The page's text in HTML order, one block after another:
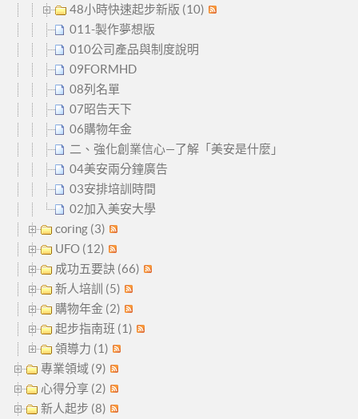
48小時快速起步新版 (10)
011-製作夢想版
010公司產品與制度說明
09FORMHD
08列名單
07昭告天下
06購物年金
二、強化創業信心—了解「美安是什麼」
04美安兩分鐘廣告
03安排培訓時間
02加入美安大學
coring (3)
UFO (12)
成功五要訣 (66)
新人培訓 (5)
購物年金 (2)
起步指南班 (1)
領導力 (1)
專業領域 (9)
心得分享 (2)
新人起步 (8)